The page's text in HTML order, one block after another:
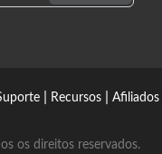
Recursos Afiliados
os direitos reservados.